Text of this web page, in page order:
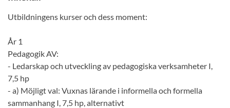
Utbildningens kurser och dess moment:
År 1
Pedagogik AV:
- Ledarskap och utveckling av pedagogiska verksamheter I,
7,5 hp
- a) Möjligt val: Vuxnas lärande i informella och formella
sammanhang I, 7,5 hp, alternativt